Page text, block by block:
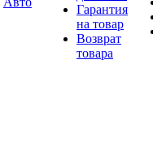
Гарантия
на товар
Возврат
товара